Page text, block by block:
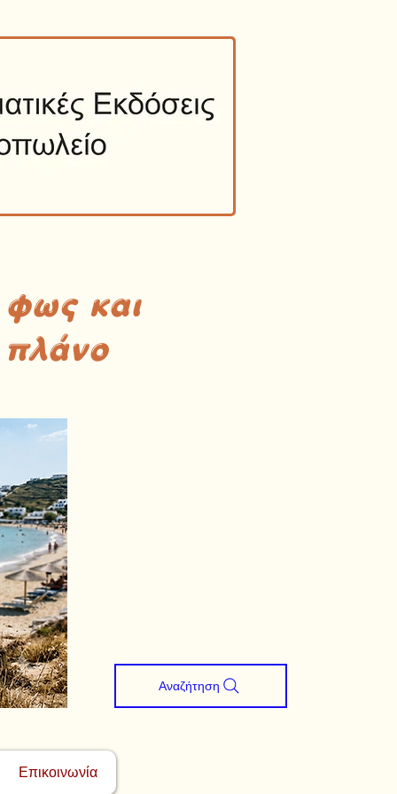
και
Επικοινωνία
Αναζήτηση